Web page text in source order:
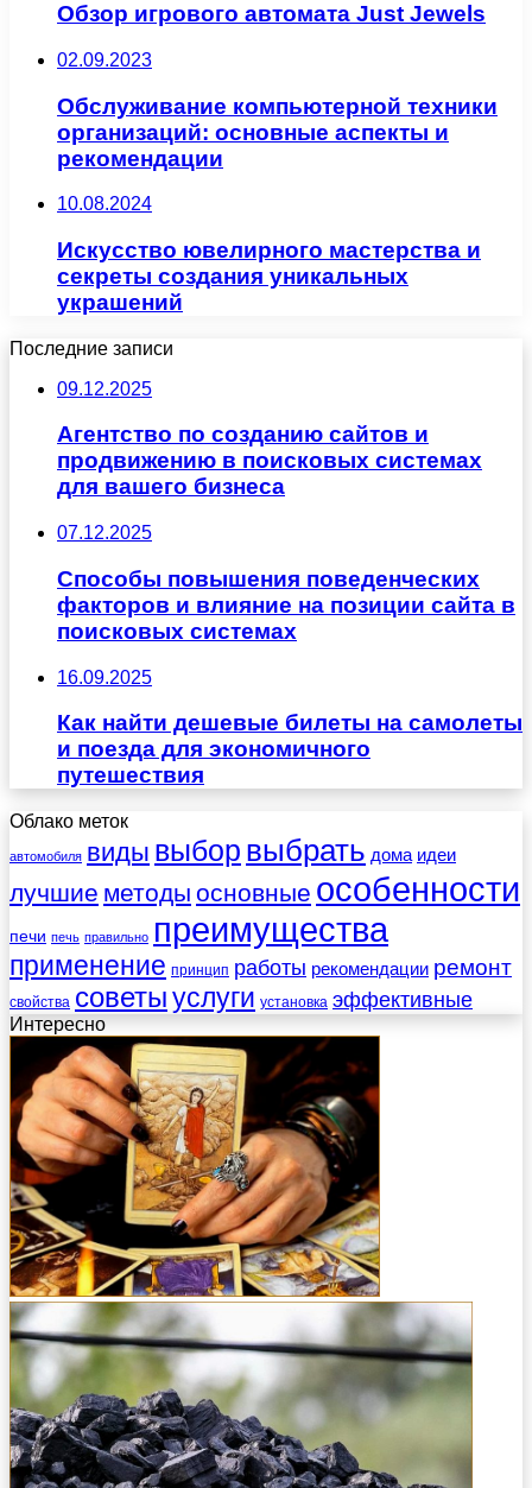
Обзор игрового автомата Just Jewels
02.09.2023
Обслуживание компьютерной техники
организаций: основные аспекты и
рекомендации
10.08.2024
Искусство ювелирного мастерства и
секреты создания уникальных
украшений
Последние записи
09.12.2025
Агентство по созданию сайтов и
продвижению в поисковых системах
для вашего бизнеса
07.12.2025
Способы повышения поведенческих
факторов и влияние на позиции сайта в
поисковых системах
16.09.2025
Как найти дешевые билеты на самолеты
и поезда для экономичного
путешествия
Облако меток
автомобиля виды выбор выбрать дома идеи
лучшие методы основные особенности
печи печь правильно преимущества
применение принцип работы рекомендации ремонт
свойства советыуслуги установка эффективные
Интересно